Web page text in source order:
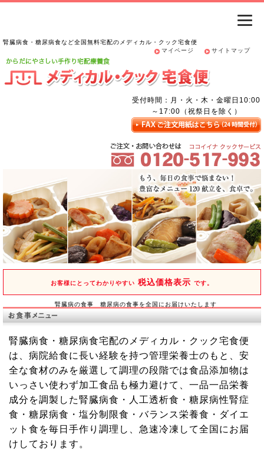
腎臓病食・糖尿病食など全国無料宅配のメディカル・クック宅食便
マイページ
サイトマップ
受付時間：月・火・木・金曜日10:00
～17:00（祝祭日を除く）
お客様にとってわかりやすい 税込価格表示 です。
腎臓病の食事 糖尿病の食事を全国にお届けいたします
腎臓病食 ・ 糖尿病食宅配のメディカル・クック宅食便
は、病院給食に長い経験を持つ管理栄養士のもと、安
全な食材のみを厳選して調理の段階では食品添加物は
いっさい使わず加工食品も極力避けて、一品一品栄養
成分を調製した腎臓病食・人工透析食・糖尿病性腎症
食・糖尿病食・塩分制限食・バランス栄養食・ダイエ
ット食を毎日手作り調理し、急速冷凍して全国にお届
けしております。